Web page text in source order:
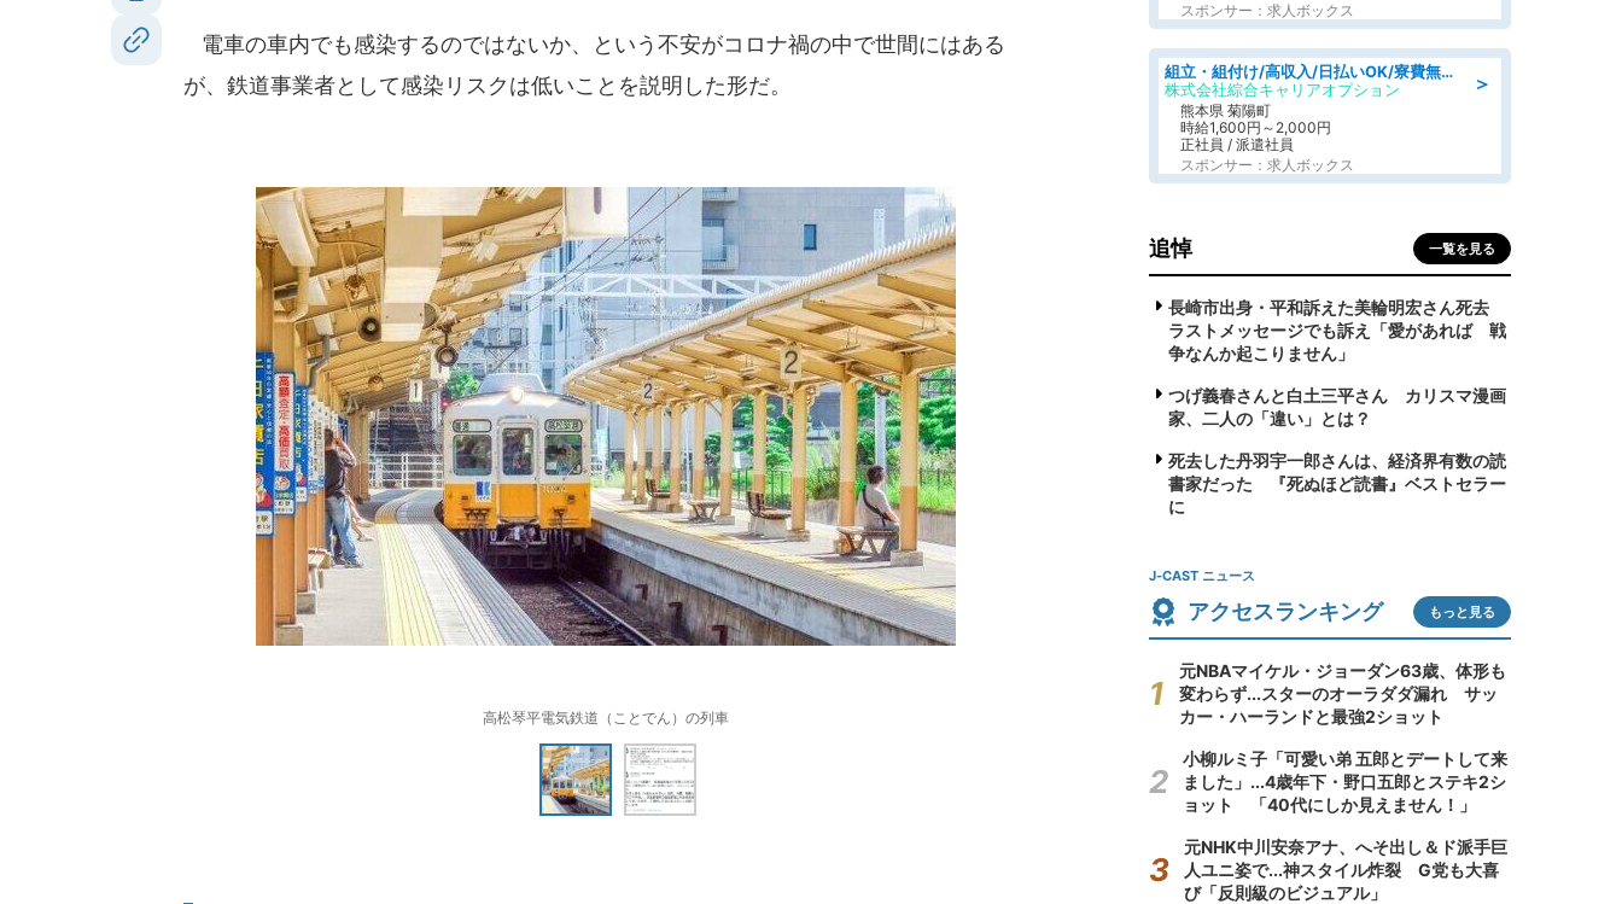
電車の車内でも感染するのではないか、という不安がコロナ禍の中で世間にはある
が、鉄道事業者として感染リスクは低いことを説明した形だ。
高松琴平電気鉄道（ことでん）の列車
スポンサー：求人ボックス
＞
組立・組付け/高収入/日払いOK/寮費無料/交替制/20・30・40代活躍中
株式会社綜合キャリアオプション
熊本県 菊陽町
時給1,600円～2,000円
正社員 / 派遣社員
スポンサー：求人ボックス
追悼 一覧を見る
長崎市出身・平和訴えた美輪明宏さん死去
ラストメッセージでも訴え「愛があれば 戦
争なんか起こりません」
つげ義春さんと白土三平さん カリスマ漫画
家、二人の「違い」とは？
死去した丹羽宇一郎さんは、経済界有数の読
書家だった 『死ぬほど読書』ベストセラー
に
J-CAST ニュース
アクセスランキング もっと見る
元NBAマイケル・ジョーダン63歳、体形も
変わらず...スターのオーラダダ漏れ サッ
カー・ハーランドと最強2ショット
小柳ルミ子「可愛い弟 五郎とデートして来
ました」...4歳年下・野口五郎とステキ2シ
ョット 「40代にしか見えません！」
元NHK中川安奈アナ、へそ出し＆ド派手巨
人ユニ姿で...神スタイル炸裂 G党も大喜
び「反則級のビジュアル」